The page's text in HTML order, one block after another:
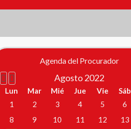
Agenda del Procurador
Año
anterior
Mes
anterior
Agosto 2022
Lun Mar Mié Jue Vie Sáb
1
2 3 4 5 6
8
9 10 11 12 13